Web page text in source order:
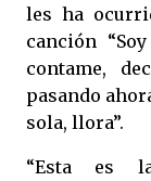
les ha
canción
contame,
pasando
sola, llora”.
“Esta es